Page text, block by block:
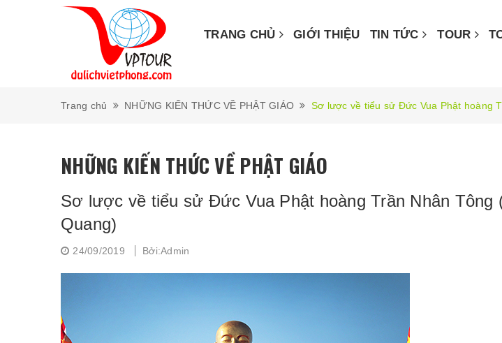
TRANG CHỦ GIỚI THIỆU TIN TỨC TOUR
Trang chủ NHỮNG KIẾN THỨC VỀ PHẬT GIÁO Sơ lược về tiểu sử Đức Vua Phật hoàng
NHỮNG KIẾN THỨC VỀ PHẬT GIÁO
Sơ lược về tiểu sử Đức Vua Phật hoàng Trần Nhân Tông
Quang)
24/09/2019 Bởi:Admin